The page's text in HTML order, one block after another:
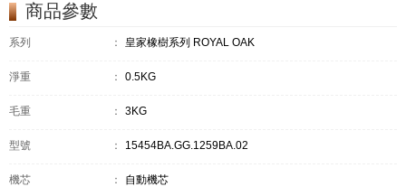
商品參數
系列 ： 皇家橡樹系列 ROYAL OAK
淨重 ： 0.5KG
毛重 ： 3KG
型號 ： 15454BA.GG.1259BA.02
機芯 ： 自動機芯